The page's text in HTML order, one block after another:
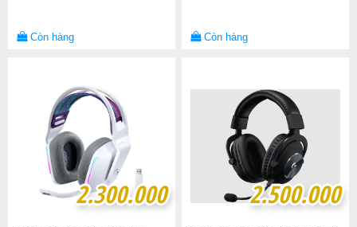
Còn hàng Còn hàng
2.300.000
2.300.000 2.500.000
2.500.000